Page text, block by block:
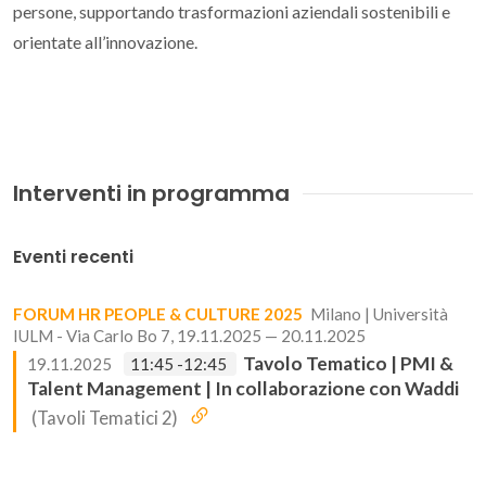
persone, supportando trasformazioni aziendali sostenibili e
orientate all’innovazione.
Interventi in programma
Eventi recenti
FORUM HR PEOPLE & CULTURE 2025 Milano | Università
IULM - Via Carlo Bo 7, 19.11.2025 — 20.11.2025
19.11.2025
11:45 -12:45
Tavolo Tematico | PMI &
Talent Management | In collaborazione con Waddi
(Tavoli Tematici 2)